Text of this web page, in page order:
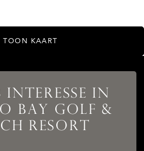
TOON KAART
INTERESSE IN
BAY GOLF &
RESORT